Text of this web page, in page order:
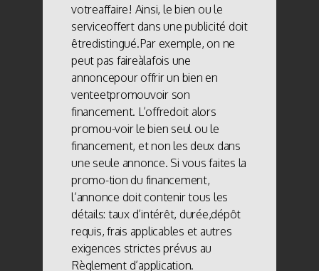
votreaffaire! Ainsi, le bien ou le
serviceoffert dans une publicité doit
êtredistingué.Par exemple, on ne
peut pas faireàlafois une
annoncepour offrir un bien en
venteetpromouvoir son
financement. L’offredoit alors
promou-voir le bien seul ou le
financement, et non les deux dans
une seule annonce. Si vous faites la
promo-tion du financement,
l’annonce doit contenir tous les
détails: taux d’intérêt, durée,dépôt
requis, frais applicables et autres
exigences strictes prévus au
Règlement d’application.